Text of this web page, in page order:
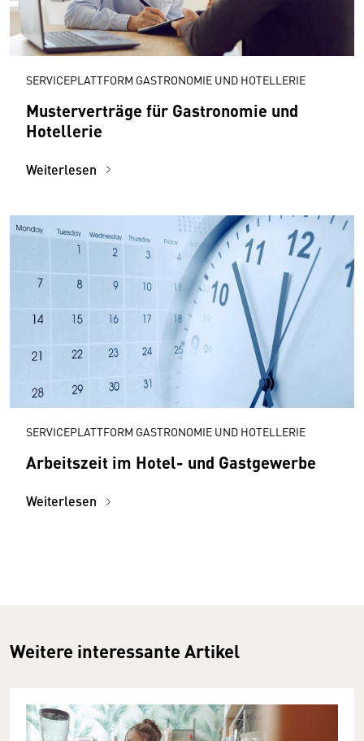
SERVICEPLATTFORM GASTRONOMIE UND HOTELLERIE
Musterverträge für Gastronomie und
Hotellerie
Weiterlesen
SERVICEPLATTFORM GASTRONOMIE UND HOTELLERIE
Arbeitszeit im Hotel- und Gastgewerbe
Weiterlesen
Weitere interessante Artikel